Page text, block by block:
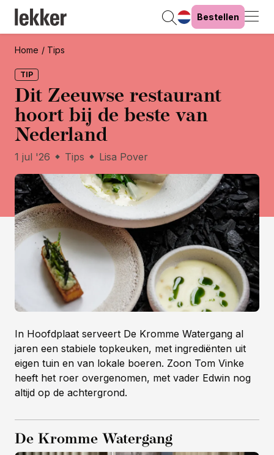
Bestellen
Home Tips
TIP
Dit Zeeuwse restaurant
hoort bij de beste van
Nederland
1 jul '26 Tips Lisa Pover
In Hoofdplaat serveert De Kromme Watergang al
jaren een stabiele topkeuken, met ingrediënten uit
eigen tuin en van lokale boeren. Zoon Tom Vinke
heeft het roer overgenomen, met vader Edwin nog
altijd op de achtergrond.
De Kromme Watergang